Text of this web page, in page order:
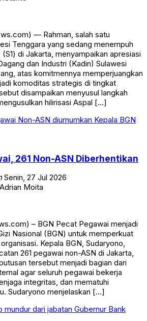
— Rahman, salah satu
Tenggara yang sedang menempuh
di Jakarta, menyampaikan apresiasi
dan Industri (Kadin) Sulawesi
atas komitmennya memperjuangkan
komoditas strategis di tingkat
disampaikan menyusul langkah
hilirisasi Aspal […]
261 Non-ASN Diberhentikan
Senin, 27 Jul 2026
Moita
– BGN Pecat Pegawai menjadi
Nasional (BGN) untuk memperkuat
Kepala BGN, Sudaryono,
261 pegawai non-ASN di Jakarta,
tersebut menjadi bagian dari
agar seluruh pegawai bekerja
integritas, dan mematuhi
Sudaryono menjelaskan […]